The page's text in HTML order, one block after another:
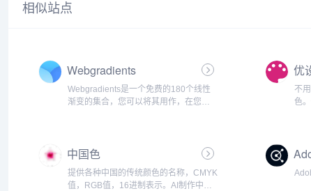
相似站点
Webgradients
Webgradients是一个免费的180个线性
渐变的集合，您可以将其用作，在您的
优
不
色
中国色
提供各种中国的传统颜色的名称，CMYK
值，RGB值，16进制表示。AI制作中国